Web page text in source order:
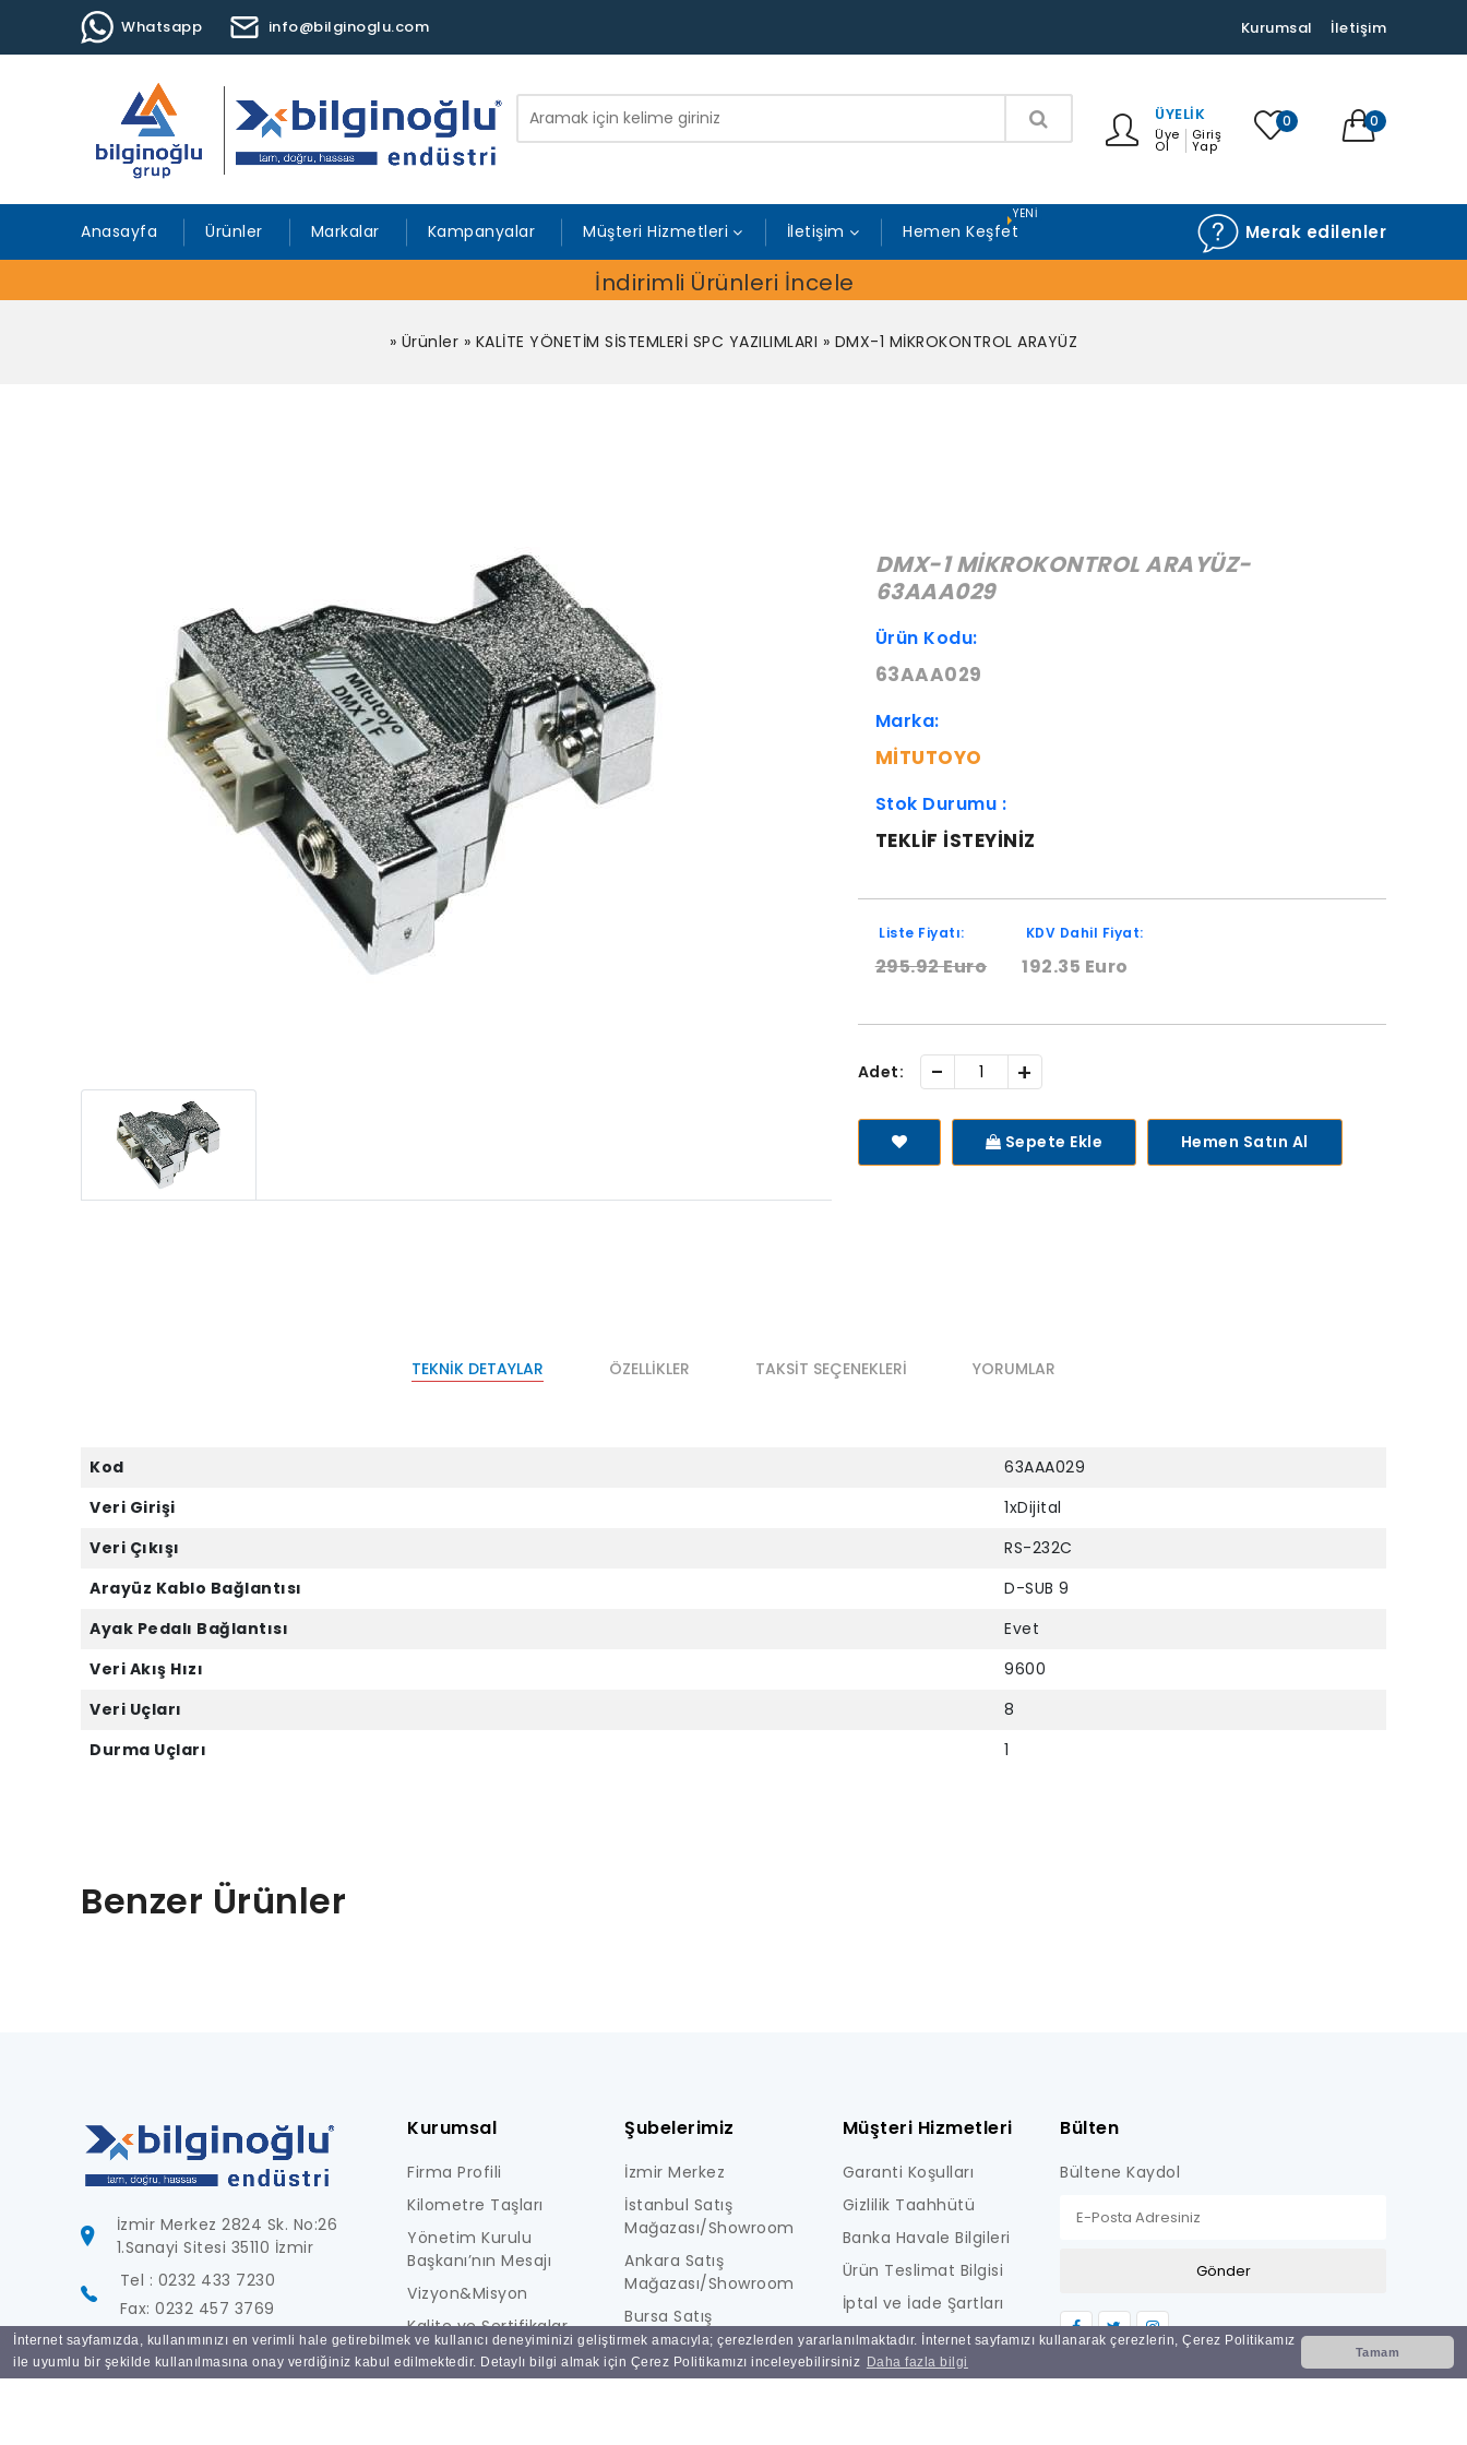
İnternet sayfamızda, kullanımınızı en verimli hale getirebilmek ve kullanıcı deneyiminizi geliştirmek amacıyla; çerezlerden yararlanılmaktadır. İnternet sayfamızı kullanarak çerezlerin, Çerez Politikamız
ile uyumlu bir şekilde kullanılmasına onay verdiğiniz kabul edilmektedir. Detaylı bilgi almak için Çerez Politikamızı inceleyebilirsiniz Daha fazla bilgi
Tamam
Whatsapp info@bilginoglu.com Kurumsal İletişim
ÜYELIK
Üye
Ol
Giriş
Yap
0 0
Anasayfa Ürünler Markalar Kampanyalar Müşteri Hizmetleri İletişim Hemen Keşfet
YENI
Merak edilenler
İndirimli Ürünleri İncele
» Ürünler » KALİTE YÖNETİM SİSTEMLERİ SPC YAZILIMLARI » DMX-1 MİKROKONTROL ARAYÜZ
DMX-1 MİKROKONTROL ARAYÜZ-
63AAA029
Ürün Kodu:
63AAA029
Marka:
MITUTOYO
Stok Durumu :
TEKLIF ISTEYINIZ
Liste Fiyatı:
295.92 Euro
KDV Dahil Fiyat:
192.35 Euro
Adet: - +
Sepete Ekle Hemen Satın Al
TEKNIK DETAYLAR ÖZELLIKLER TAKSIT SEÇENEKLERI YORUMLAR
Kod
63AAA029
Veri Girişi
1xDijital
Veri Çıkışı
RS-232C
Arayüz Kablo Bağlantısı
D-SUB 9
Ayak Pedalı Bağlantısı
Evet
Veri Akış Hızı
9600
Veri Uçları
8
Durma Uçları
1
Benzer Ürünler
İzmir Merkez 2824 Sk. No:26
1.Sanayi Sitesi 35110 İzmir
Tel : 0232 433 7230
Fax: 0232 457 3769
info@bilginoglu.com
Kurumsal
Firma Profili
Kilometre Taşları
Yönetim Kurulu
Başkanı’nın Mesajı
Vizyon&Misyon
Kalite ve Sertifikalar
Foto Galeri
Şubelerimiz
İzmir Merkez
İstanbul Satış
Mağazası/Showroom
Ankara Satış
Mağazası/Showroom
Bursa Satış
Mağazası/Showroom
Ulucak Depo & Teknik
Müşteri Hizmetleri
Garanti Koşulları
Gizlilik Taahhütü
Banka Havale Bilgileri
Ürün Teslimat Bilgisi
İptal ve İade Şartları
KİŞİSEL VERİLERE İLİŞKİN
AYDINLATMA METNİ
Bülten
Bültene Kaydol